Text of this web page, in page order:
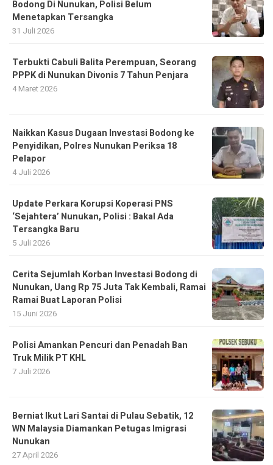
Bodong Di Nunukan, Polisi Belum
Menetapkan Tersangka
31 Juli 2026
Terbukti Cabuli Balita Perempuan, Seorang
PPPK di Nunukan Divonis 7 Tahun Penjara
4 Maret 2026
Naikkan Kasus Dugaan Investasi Bodong ke
Penyidikan, Polres Nunukan Periksa 18
Pelapor
4 Juli 2026
Update Perkara Korupsi Koperasi PNS
‘Sejahtera’ Nunukan, Polisi : Bakal Ada
Tersangka Baru
5 Juli 2026
Cerita Sejumlah Korban Investasi Bodong di
Nunukan, Uang Rp 75 Juta Tak Kembali, Ramai
Ramai Buat Laporan Polisi
15 Juni 2026
Polisi Amankan Pencuri dan Penadah Ban
Truk Milik PT KHL
7 Juli 2026
Berniat Ikut Lari Santai di Pulau Sebatik, 12
WN Malaysia Diamankan Petugas Imigrasi
Nunukan
27 April 2026